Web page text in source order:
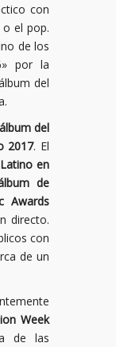
con
el pop.
de los
por la
del
del
2017. El
en
de
Awards
directo.
con
de un
Week
de las